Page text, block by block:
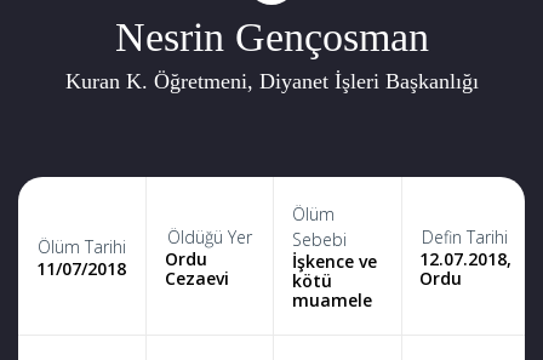
Nesrin Gençosman
Kuran K. Öğretmeni, Diyanet İşleri Başkanlığı
Ölüm Tarihi
11/07/2018
Öldüğü Yer
Ordu
Cezaevi
Ölüm
Sebebi
İşkence ve
kötü
muamele
Defin Tarihi
12.07.2018,
Ordu